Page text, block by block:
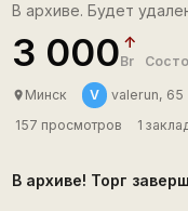
В архиве. Будет
3 000Br
place Минск V valerun, 65
157 просмотров
1
В архиве! Торг